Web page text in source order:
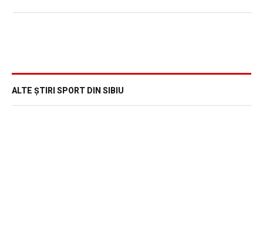
ALTE ȘTIRI SPORT DIN SIBIU